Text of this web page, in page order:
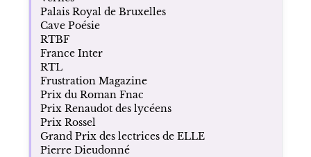
Palais Royal de Bruxelles
Cave Poésie
RTBF
France Inter
RTL
Frustration Magazine
Prix du Roman Fnac
Prix Renaudot des lycéens
Prix Rossel
Grand Prix des lectrices de ELLE
Pierre Dieudonné